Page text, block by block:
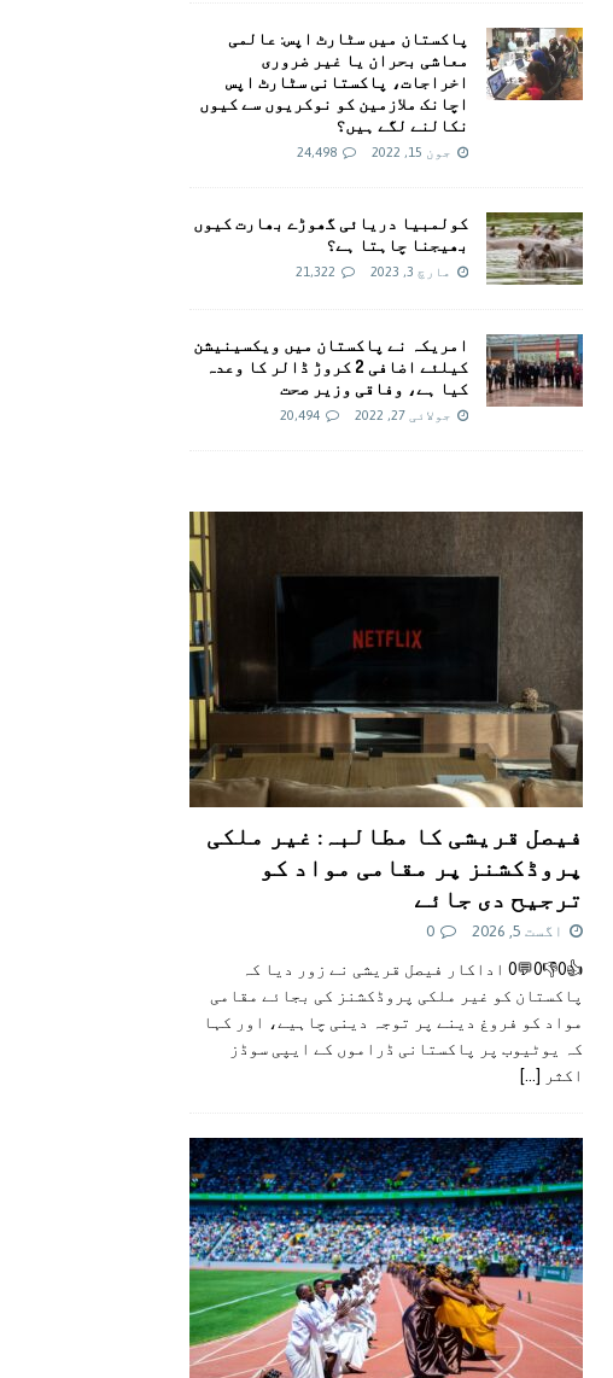
پاکستان میں سٹارٹ اپس: عالمی
معاشی بحران یا غیر ضروری
اخراجات، پاکستانی سٹارٹ اپس
اچانک ملازمین کو نوکریوں سے کیوں
نکالنے لگے ہیں؟
جون 15, 2022 24,498
کولمبیا دریائی گھوڑے بھارت کیوں
بھیجنا چاہتا ہے؟
مارچ 3, 2023 21,322
امريکہ نے پاکستان میں ویکسینیشن
کیلئے اضافی 2 کروڑ ڈالر کا وعدہ
کیا ہے، وفاقی وزیر صحت
جولائی 27, 2022 20,494
فیصل قریشی کا مطالبہ: غیر ملکی
پروڈکشنز پر مقامی مواد کو
ترجیح دی جائے
اگست 5, 2026 0
👍0👎0💬0 اداکار فیصل قریشی نے زور دیا کہ
پاکستان کو غیر ملکی پروڈکشنز کی بجائے مقامی
مواد کو فروغ دینے پر توجہ دینی چاہیے، اور کہا
کہ یوٹیوب پر پاکستانی ڈراموں کے ایپی سوڈز
اکثر
[...]